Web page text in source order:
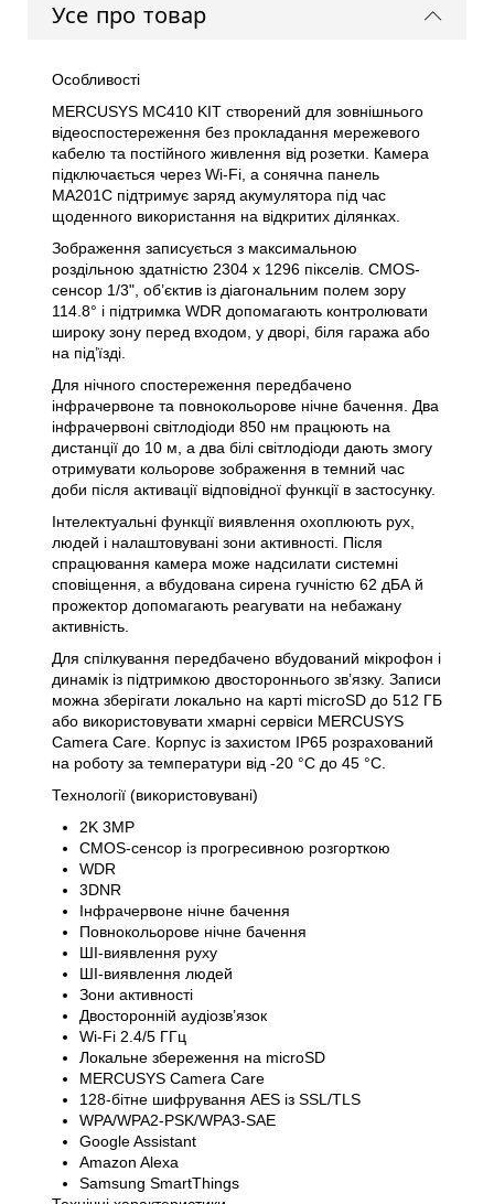
Усе про товар
Особливості
MERCUSYS MC410 KIT створений для зовнішнього
відеоспостереження без прокладання мережевого
кабелю та постійного живлення від розетки. Камера
підключається через Wi-Fi, а сонячна панель
MA201C підтримує заряд акумулятора під час
щоденного використання на відкритих ділянках.
Зображення записується з максимальною
роздільною здатністю 2304 x 1296 пікселів. CMOS-
сенсор 1/3", об’єктив із діагональним полем зору
114.8° і підтримка WDR допомагають контролювати
широку зону перед входом, у дворі, біля гаража або
на під’їзді.
Для нічного спостереження передбачено
інфрачервоне та повнокольорове нічне бачення. Два
інфрачервоні світлодіоди 850 нм працюють на
дистанції до 10 м, а два білі світлодіоди дають змогу
отримувати кольорове зображення в темний час
доби після активації відповідної функції в застосунку.
Інтелектуальні функції виявлення охоплюють рух,
людей і налаштовувані зони активності. Після
спрацювання камера може надсилати системні
сповіщення, а вбудована сирена гучністю 62 дБА й
прожектор допомагають реагувати на небажану
активність.
Для спілкування передбачено вбудований мікрофон і
динамік із підтримкою двостороннього зв’язку. Записи
можна зберігати локально на карті microSD до 512 ГБ
або використовувати хмарні сервіси MERCUSYS
Camera Care. Корпус із захистом IP65 розрахований
на роботу за температури від -20 °C до 45 °C.
Технології (використовувані)
2K 3MP
CMOS-сенсор із прогресивною розгорткою
WDR
3DNR
Інфрачервоне нічне бачення
Повнокольорове нічне бачення
ШІ-виявлення руху
ШІ-виявлення людей
Зони активності
Двосторонній аудіозв’язок
Wi-Fi 2.4/5 ГГц
Локальне збереження на microSD
MERCUSYS Camera Care
128-бітне шифрування AES із SSL/TLS
WPA/WPA2-PSK/WPA3-SAE
Google Assistant
Amazon Alexa
Samsung SmartThings